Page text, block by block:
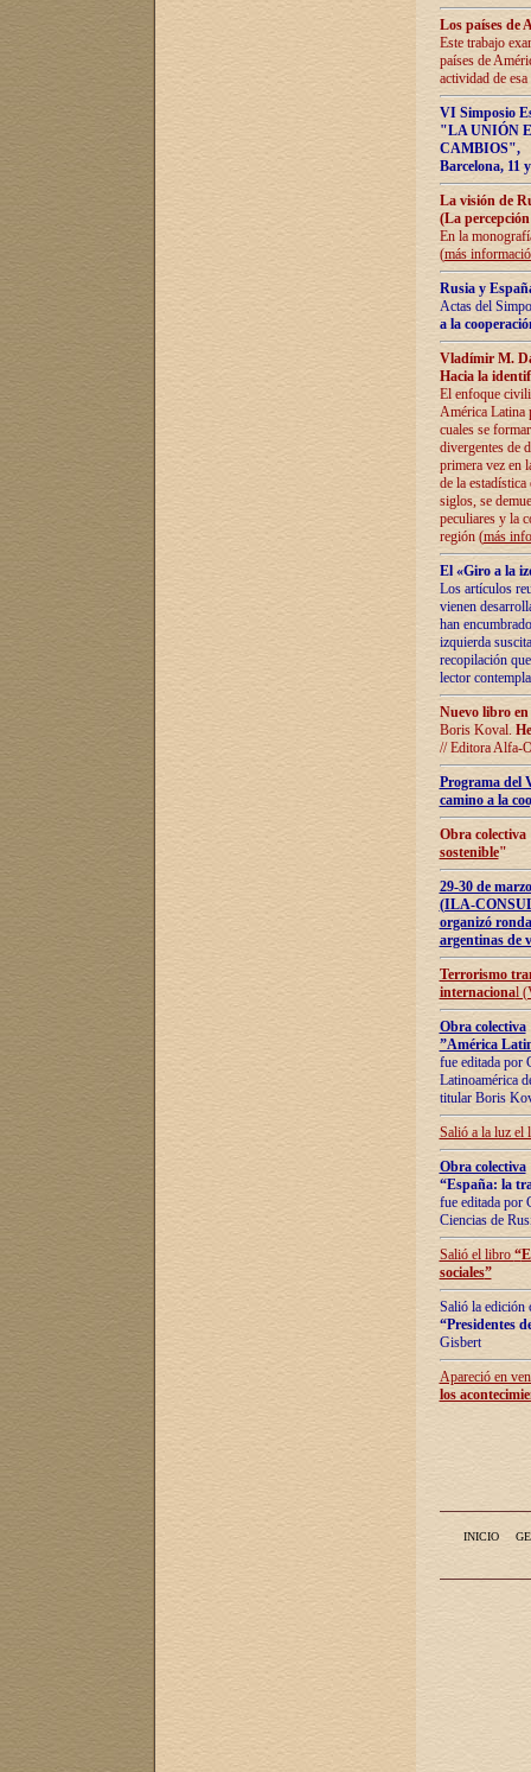
Los países de
Este trabajo
países de
actividad de
VI Simposio
"LA UNIÓN
CAMBIOS",
Barcelona, 11
La visión de
(La
En la
(más
Rusia y
Actas del
a la
Vladímir M.
Hacia la
El enfoque
América Latina
cuales se
divergentes de
primera vez en
de la
siglos, se
peculiares y la
región (más
El «Giro a la
Los artículos
vienen
han
izquierda
recopilación
lector
Nuevo libro
Boris Koval.
// Editora Alfa-
Programa del
camino a la
Obra
sostenible"
29-30 de
(ILA-
organizó
argentinas de
Terrorismo
internacional
Obra colectiva
”América
fue editada por
Latinoamérica
titular Boris
Salió a la luz el
Obra colectiva
“España: la
fue editada por
Ciencias de
Salió el libro “
sociales”
Salió la edición
“Presidentes
Gisbert
Apareció en
los
INICIO